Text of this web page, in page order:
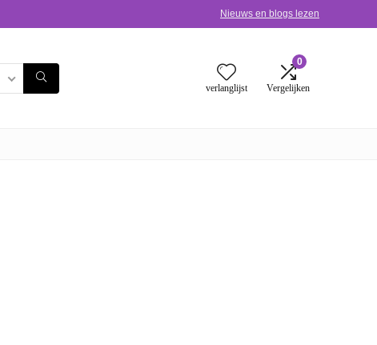
Nieuws en blogs lezen
verlanglijst
0
Vergelijken